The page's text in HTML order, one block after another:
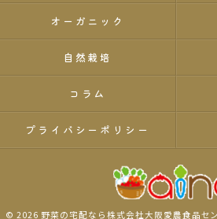
オーガニック
自然栽培
コラム
プライバシーポリシー
© 2026 野菜の宅配なら株式会社大阪愛農食品セ